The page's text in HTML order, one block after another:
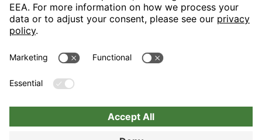
H-Hotels.com is the sponser for the following football club
Follow H-Hotels.com for news and information on the following